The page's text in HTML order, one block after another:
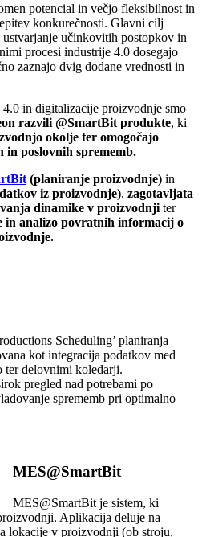
potencial in večjo fleksibilnost in
konkurečnosti. Glavni cilj
učinkovitih postopkov in
procesi industrije 4.0 dosegajo
zaznajo dvig dodane vrednosti in
in digitalizacije proizvodnje smo
razvili @SmartBit produkte, ki
okolje ter omogočajo
poslovnih sprememb.
(planiranje proizvodnje) in
iz proizvodnje), zagotavljata
dinamike v proizvodnji ter
in analizo povratnih informacij o
Scheduling’ planiranja
kot integracija podatkov med
ter delovnimi koledarji.
pregled nad potrebami po
sprememb pri optimalno
MES@SmartBit
MES@SmartBit je sistem, ki
Aplikacija deluje na
lokacije v proizvodnji (ob stroju,